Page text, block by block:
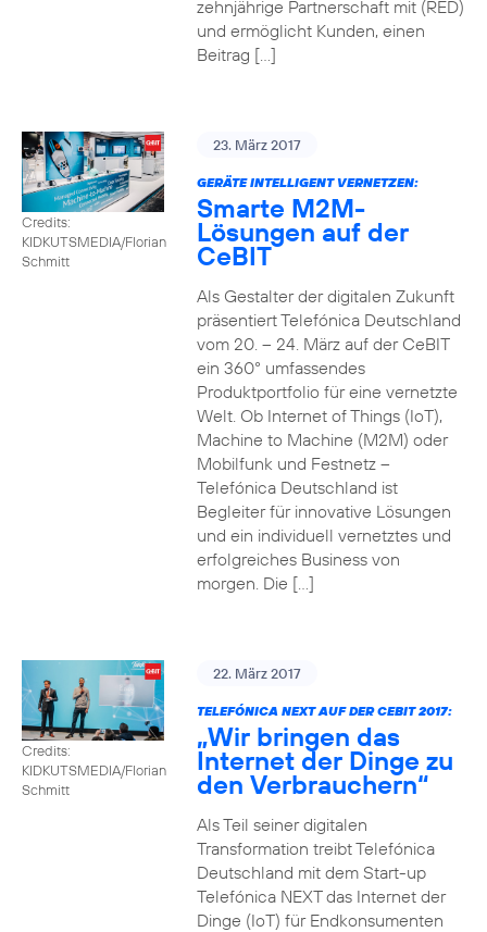
zehnjährige Partnerschaft mit (RED)
und ermöglicht Kunden, einen
Beitrag […]
Credits:
KIDKUTSMEDIA/Florian
Schmitt
23. März 2017
GERÄTE INTELLIGENT VERNETZEN:
Smarte M2M-
Lösungen auf der
CeBIT
Als Gestalter der digitalen Zukunft
präsentiert Telefónica Deutschland
vom 20. – 24. März auf der CeBIT
ein 360° umfassendes
Produktportfolio für eine vernetzte
Welt. Ob Internet of Things (IoT),
Machine to Machine (M2M) oder
Mobilfunk und Festnetz –
Telefónica Deutschland ist
Begleiter für innovative Lösungen
und ein individuell vernetztes und
erfolgreiches Business von
morgen. Die […]
Credits:
KIDKUTSMEDIA/Florian
Schmitt
22. März 2017
TELEFÓNICA NEXT AUF DER CEBIT 2017:
„Wir bringen das
Internet der Dinge zu
den Verbrauchern“
Als Teil seiner digitalen
Transformation treibt Telefónica
Deutschland mit dem Start-up
Telefónica NEXT das Internet der
Dinge (IoT) für Endkonsumenten